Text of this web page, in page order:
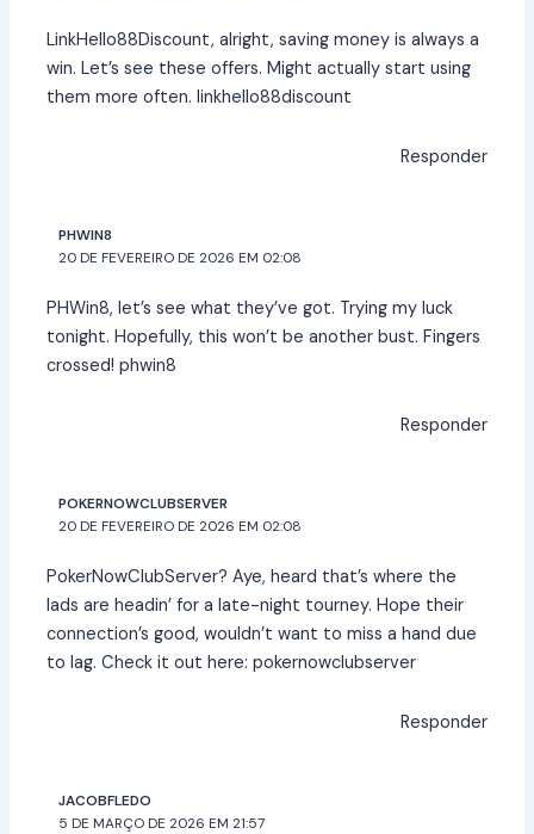
LinkHello88Discount, alright, saving money is always a
win. Let’s see these offers. Might actually start using
them more often.linkhello88discount
Responder
PHWIN8
20 DE FEVEREIRO DE 2026 EM 02:08
PHWin8, let’s see what they’ve got. Trying my luck
tonight. Hopefully, this won’t be another bust. Fingers
crossed!phwin8
Responder
POKERNOWCLUBSERVER
20 DE FEVEREIRO DE 2026 EM 02:08
PokerNowClubServer? Aye, heard that’s where the
lads are headin’ for a late-night tourney. Hope their
connection’s good, wouldn’t want to miss a hand due
to lag. Check it out here:pokernowclubserver
Responder
JACOBFLEDO
5 DE MARÇO DE 2026 EM 21:57